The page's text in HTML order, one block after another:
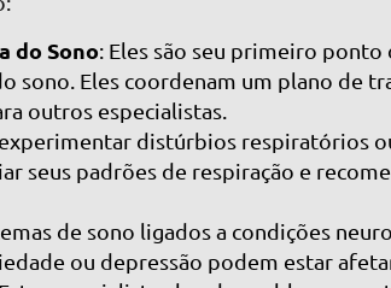
do Sono: Eles são seu primeiro
sono. Eles coordenam um plano de
outros especialistas.
experimentar distúrbios respiratórios
seus padrões de respiração e
de sono ligados a condições
ou depressão podem estar